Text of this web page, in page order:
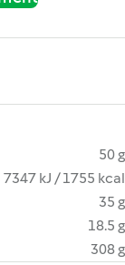
50 g
7347 kJ / 1755 kcal
35 g
18.5 g
308 g